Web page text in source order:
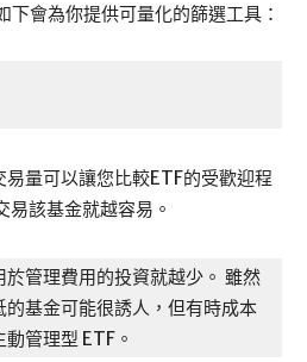
下會為你提供可量化的篩選工具：
量可以讓您比較ETF的受歡迎程
易該基金就越容易。
管理費用的投資就越少。 雖然
基金可能很誘人，但有時成本
管理型 ETF。